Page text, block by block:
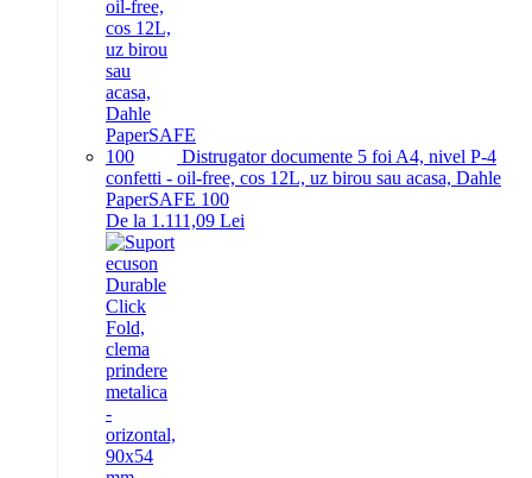
Distrugator documente 5 foi A4, nivel P-4
confetti - oil-free, cos 12L, uz birou sau acasa, Dahle
PaperSAFE 100
De la 1.111,09 Lei